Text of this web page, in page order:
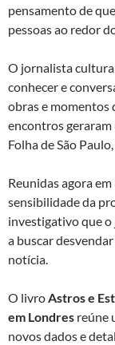
pensamento de
pessoas ao redor
O jornalista
conhecer e
obras e momentos
encontros geraram
Folha de São
Reunidas agora
sensibilidade da
investigativo que
a buscar
notícia.
O livroAstros e
em Londres reúne
novos dados e